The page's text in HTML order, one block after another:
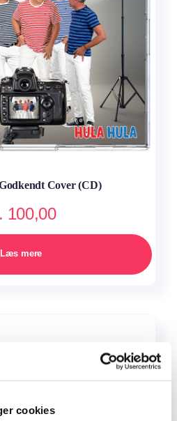
cookies
Cover (CD)
100,00
Læs mere
100,00